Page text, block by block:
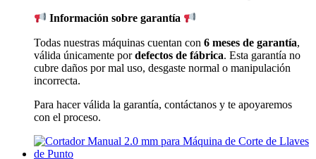
Información sobre garantía
Todas nuestras máquinas cuentan con 6 meses de garantía,
válida únicamente pordefectos de fábrica. Esta garantía no
cubre daños por mal uso, desgaste normal o manipulación
incorrecta.
Para hacer válida la garantía, contáctanos y te apoyaremos
con el proceso.